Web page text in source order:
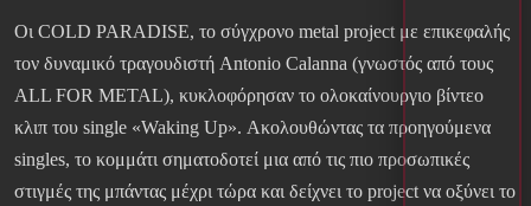
Οι COLD PARADISE, το σύγχρονο metal project με επικεφαλής
τον δυναμικό τραγουδιστή Antonio Calanna (γνωστός από τους
ALL FOR METAL), κυκλοφόρησαν το ολοκαίνουργιο βίντεο
κλιπ του single «Waking Up». Ακολουθώντας τα προηγούμενα
singles, το κομμάτι σηματοδοτεί μια από τις πιο προσωπικές
στιγμές της μπάντας μέχρι τώρα και δείχνει το project να οξύνει το